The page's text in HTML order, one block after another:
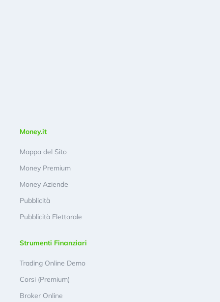
Money.it
Mappa del Sito
Money Premium
Money Aziende
Pubblicità
Pubblicità Elettorale
Strumenti Finanziari
Trading Online Demo
Corsi (Premium)
Broker Online